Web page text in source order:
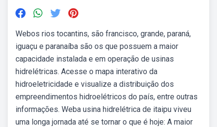
Webos rios tocantins, são francisco, grande, paraná,
iguaçu e pa­ranaíba são os que possuem a maior
capacidade instalada e em operação de usinas
hidrelétricas. Acesse o mapa interativo da
hidroeletricidade e visualize a distribuição dos
empreendimentos hidroelétricos do país, entre outras
informações. Weba usina hidrelétrica de itaipu viveu
uma longa jornada até se tornar o que é hoje: A maior